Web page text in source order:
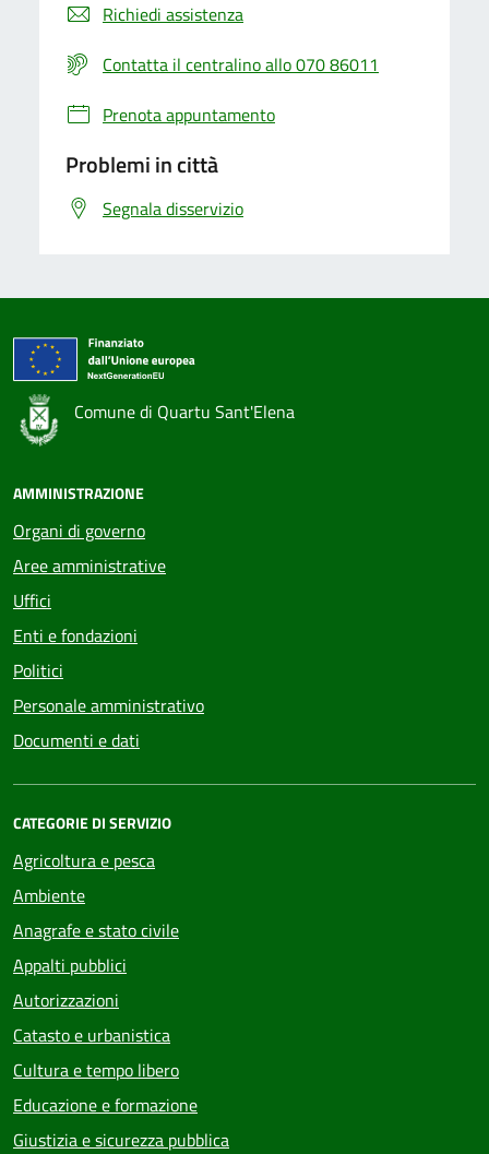
Richiedi assistenza
Contatta il centralino allo 070 86011
Prenota appuntamento
Problemi in città
Segnala disservizio
Comune di Quartu Sant'Elena
AMMINISTRAZIONE
Organi di governo
Aree amministrative
Uffici
Enti e fondazioni
Politici
Personale amministrativo
Documenti e dati
CATEGORIE DI SERVIZIO
Agricoltura e pesca
Ambiente
Anagrafe e stato civile
Appalti pubblici
Autorizzazioni
Catasto e urbanistica
Cultura e tempo libero
Educazione e formazione
Giustizia e sicurezza pubblica